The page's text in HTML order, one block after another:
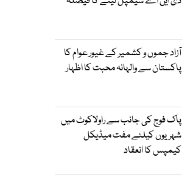
آزاد جموں و کشمیر کے غیور عوام کا
پاکستان سے والہانہ محبت کا اظہار
پاک فوج کی جانب سے راولاکوٹ میں
شہریوں کیلئے مفت میڈیکل
کیمپس کا انعقاد